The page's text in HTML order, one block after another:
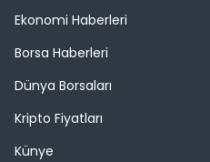
Ekonomi Haberleri
Borsa Haberleri
Dünya Borsaları
Kripto Fiyatları
Künye